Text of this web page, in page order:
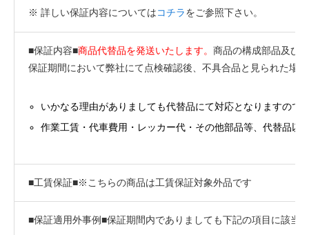
※ 詳しい保証内容についてはコチラをご参照下さい。
■保証内容■商品代替品を発送いたします。 商品の構成部品及び
保証期間において弊社にて点検確認後、不具合品と見られた場
いかなる理由がありましても代替品にて対応となりますので
作業工賃・代車費用・レッカー代・その他部品等、代替品
■工賃保証■※こちらの商品は工賃保証対象外品です
■保証適用外事例■保証期間内でありましても下記の項目に該当